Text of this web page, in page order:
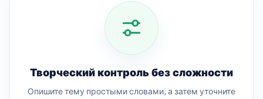
Творческий контроль без сложности
Опишите тему простыми словами, а затем уточните